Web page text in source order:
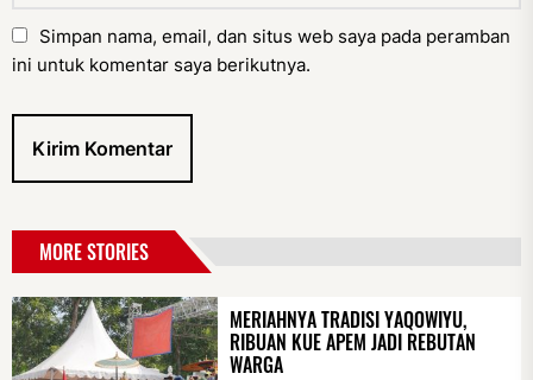
Simpan nama, email, dan situs web saya pada peramban
ini untuk komentar saya berikutnya.
MORE STORIES
MERIAHNYA TRADISI YAQOWIYU,
RIBUAN KUE APEM JADI REBUTAN
WARGA